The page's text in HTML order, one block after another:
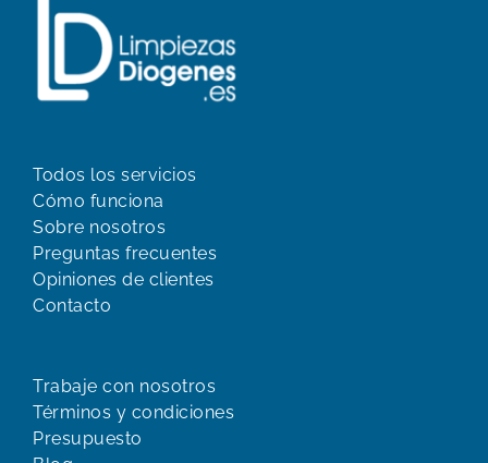
Todos los servicios
Cómo funciona
Sobre nosotros
Preguntas frecuentes
Opiniones de clientes
Contacto
Trabaje con nosotros
Términos y condiciones
Presupuesto